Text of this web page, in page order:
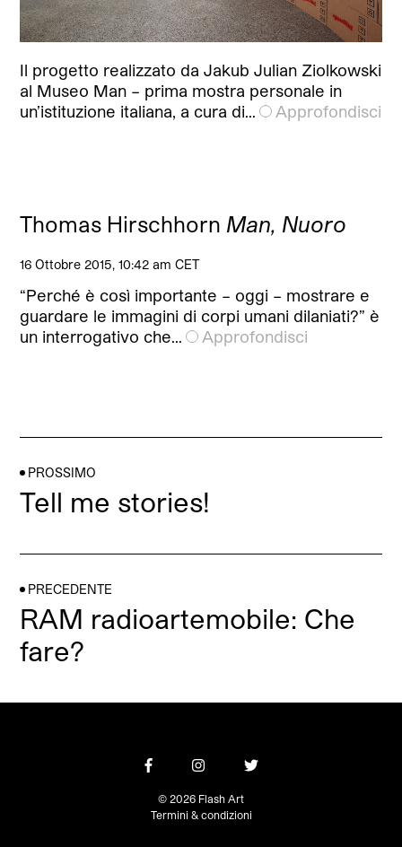
Il progetto realizzato da Jakub Julian Ziolkowski
al Museo Man – prima mostra personale in
un’istituzione italiana, a cura di…
Approfondisci
Thomas Hirschhorn Man, Nuoro
16 Ottobre 2015, 10:42 am CET
“Perché è così importante – oggi – mostrare e
guardare le immagini di corpi umani dilaniati?” è
un interrogativo che…
Approfondisci
PROSSIMO
Tell me stories!
PRECEDENTE
RAM radioartemobile: Che
fare?
© 2026 Flash Art
Termini & condizioni